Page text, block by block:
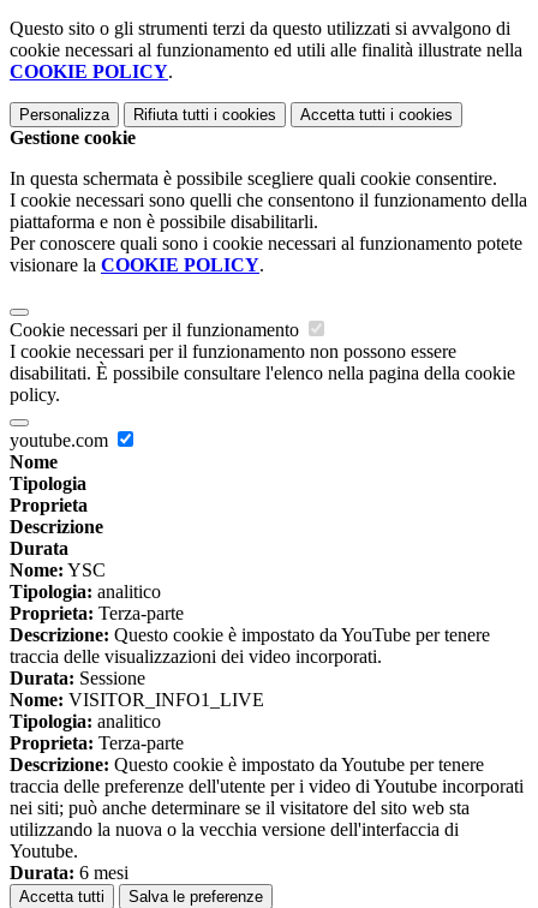
Questo sito o gli strumenti terzi da questo utilizzati si avvalgono di
cookie necessari al funzionamento ed utili alle finalità illustrate nella
COOKIE POLICY.
Personalizza Rifiuta tutti i cookies Accetta tutti i cookies
Gestione cookie
In questa schermata è possibile scegliere quali cookie consentire.
I cookie necessari sono quelli che consentono il funzionamento della
piattaforma e non è possibile disabilitarli.
Per conoscere quali sono i cookie necessari al funzionamento potete
visionare la COOKIE POLICY.
Cookie necessari per il funzionamento
I cookie necessari per il funzionamento non possono essere
disabilitati. È possibile consultare l'elenco nella pagina della cookie
policy.
youtube.com
Nome
Tipologia
Proprieta
Descrizione
Durata
Nome: YSC
Tipologia: analitico
Proprieta: Terza-parte
Descrizione: Questo cookie è impostato da YouTube per tenere
traccia delle visualizzazioni dei video incorporati.
Durata: Sessione
Nome: VISITOR_INFO1_LIVE
Tipologia: analitico
Proprieta: Terza-parte
Descrizione: Questo cookie è impostato da Youtube per tenere
traccia delle preferenze dell'utente per i video di Youtube incorporati
nei siti; può anche determinare se il visitatore del sito web sta
utilizzando la nuova o la vecchia versione dell'interfaccia di
Youtube.
Durata: 6 mesi
Accetta tutti Salva le preferenze